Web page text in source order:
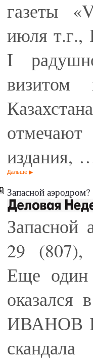
газеты
июля т.г.,
I
издания,
Дальше
Запасной аэродром?
Запасной
29 (807),
Еще один
оказался
ИВАНОВ